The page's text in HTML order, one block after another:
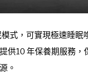
式，可實現極速睡眠
供10 年保養期服務
。